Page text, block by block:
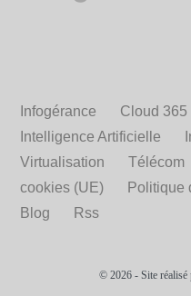
Infogérance Cloud 365
Intelligence Artificielle
Virtualisation
Télécom
cookies (UE)
Politique
Blog
Rss
© 2026 - Site réalisé